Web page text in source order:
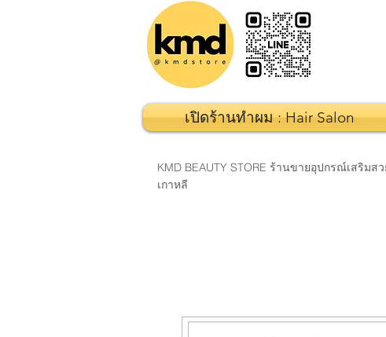
เปิดร้านทำผม : Hair Salon
KMD BEAUTY STORE ร้านขายอุปกรณ์เสริม
เกาหลี